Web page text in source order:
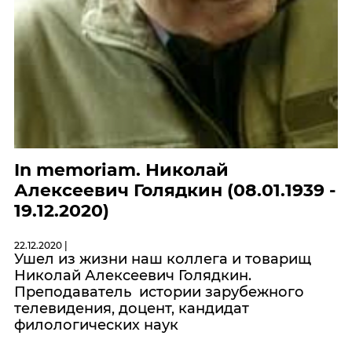
In memoriam. Николай
Алексеевич Голядкин (08.01.1939 -
19.12.2020)
22.12.2020 |
Ушел из жизни наш коллега и товарищ
Николай Алексеевич Голядкин.
Преподаватель истории зарубежного
телевидения, доцент, кандидат
филологических наук